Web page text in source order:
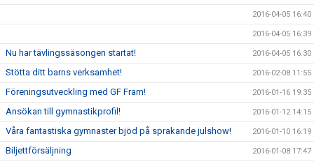
2016-04-05 16:40
2016-04-05 16:39
Nu har tävlingssäsongen startat! 2016-04-05 16:30
Stötta ditt barns verksamhet! 2016-02-08 11:55
Föreningsutveckling med GF Fram! 2016-01-16 19:35
Ansökan till gymnastikprofil! 2016-01-12 14:15
Våra fantastiska gymnaster bjöd på sprakande julshow! 2016-01-10 16:19
Biljettförsäljning 2016-01-08 17:47